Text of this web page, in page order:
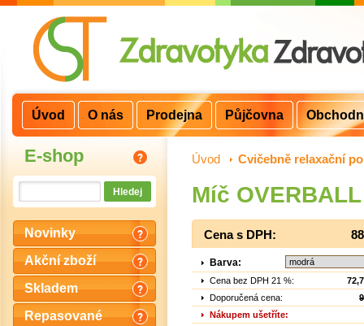
E-shop
Novinky
Akční zboží
Skladem
Repasované
Úvod > Cvičebně relaxační
Míč
Cena s DPH:
Barva:
Cena bez DPH 21 %:
Doporučená cena:
Nákupem ušetříte:
Úvod O nás Prodejna Půjčovna